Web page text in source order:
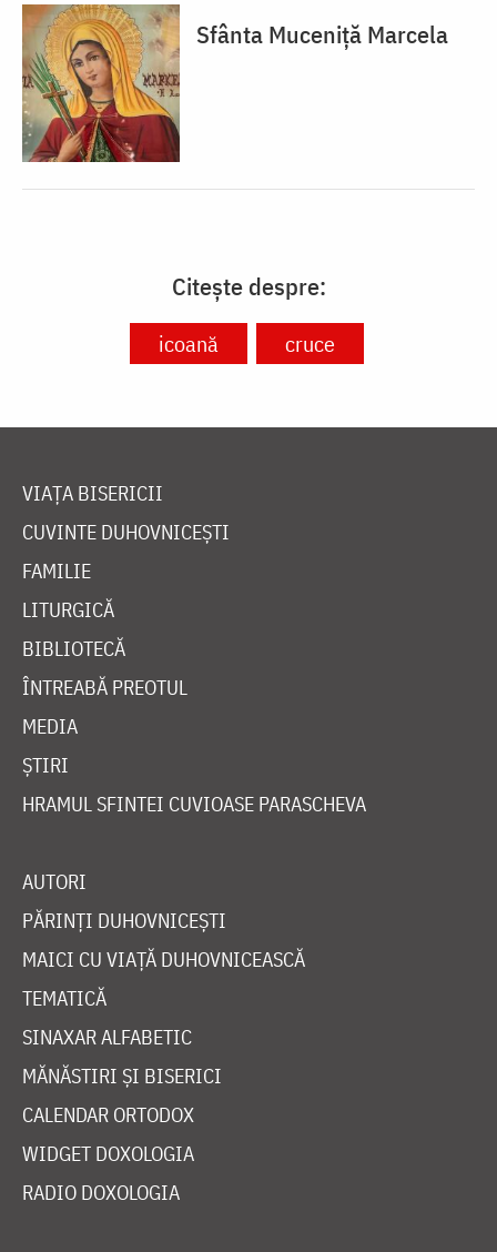
Sfânta Muceniță Marcela
Citește despre:
icoană cruce
VIAȚA BISERICII
CUVINTE DUHOVNICEȘTI
FAMILIE
LITURGICĂ
BIBLIOTECĂ
ÎNTREABĂ PREOTUL
MEDIA
ȘTIRI
HRAMUL SFINTEI CUVIOASE PARASCHEVA
AUTORI
PĂRINȚI DUHOVNICEȘTI
MAICI CU VIAȚĂ DUHOVNICEASCĂ
TEMATICĂ
SINAXAR ALFABETIC
MĂNĂSTIRI ȘI BISERICI
CALENDAR ORTODOX
WIDGET DOXOLOGIA
RADIO DOXOLOGIA